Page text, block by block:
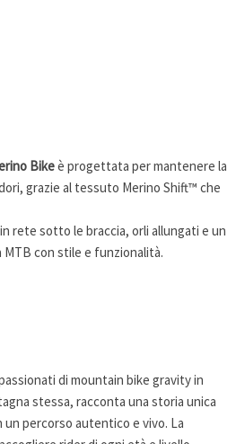
Bikeè progettata per mantenere la
grazie al tessuto Merino Shift™ che
rete sotto le braccia, orli allungati e un
con stile e funzionalità.
di mountain bike gravity in
stessa, racconta una storia unica
percorso autentico e vivo. La